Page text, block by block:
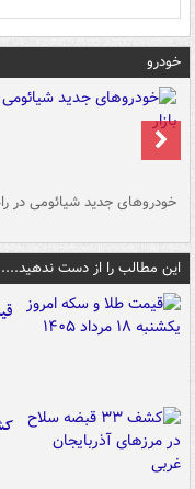
خودرو
خودروهای جدید شیائومی در راه
این مطالب را از دست ندهید....
کشف ۳۳